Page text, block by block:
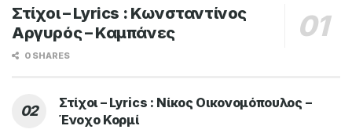
Στίχοι – Lyrics : Κωνσταντίνος
Αργυρός – Καμπάνες
0 SHARES
Στίχοι – Lyrics : Νίκος Οικονομόπουλος –
Ένοχο Κορμί